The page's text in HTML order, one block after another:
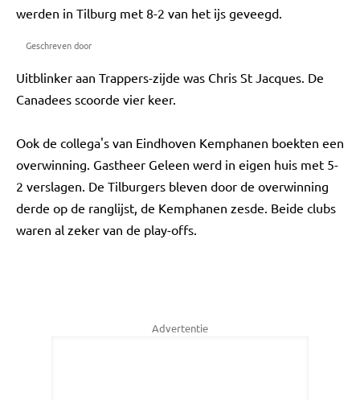
werden in Tilburg met 8-2 van het ijs geveegd.
Geschreven door
Uitblinker aan Trappers-zijde was Chris St Jacques. De
Canadees scoorde vier keer.
Ook de collega's van Eindhoven Kemphanen boekten een
overwinning. Gastheer Geleen werd in eigen huis met 5-
2 verslagen. De Tilburgers bleven door de overwinning
derde op de ranglijst, de Kemphanen zesde. Beide clubs
waren al zeker van de play-offs.
Advertentie